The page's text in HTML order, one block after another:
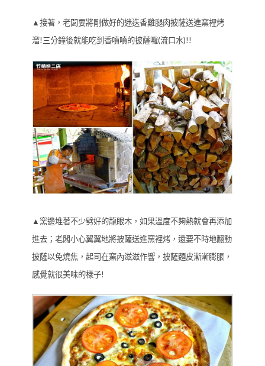
▲接著，老闆要將剛做好的迷迭香雞腿肉披薩送進窯裡烤
溜!三分鐘後就能吃到香噴噴的披薩囉(流口水)!!
▲窯邊堆著不少劈好的龍眼木，如果溫度不夠熱就會再添加
進去；老闆小心翼翼地將披薩送進窯裡烤，還要不時地翻動
披薩以免燒焦，起司在窯內滋滋作響，披薩麵皮漸漸膨脹，
感覺就很美味的樣子!